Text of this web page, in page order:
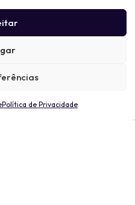
Política de Privacidade